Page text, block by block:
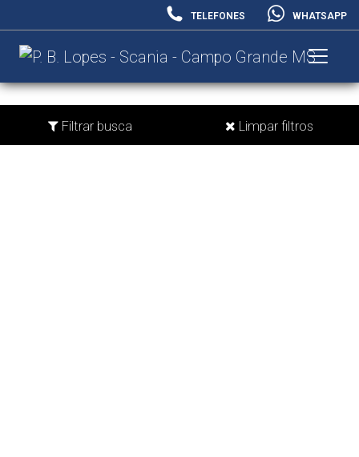
TELEFONES WHATSAPP
Filtrar busca Limpar filtros